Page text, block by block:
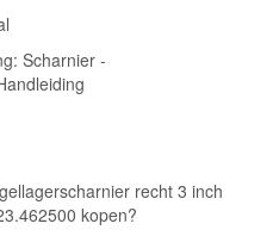
Scharnier -
recht 3 inch
kopen?